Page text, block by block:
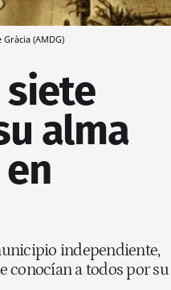
(AMDG)
siete
alma
independiente,
conocían a todos por su